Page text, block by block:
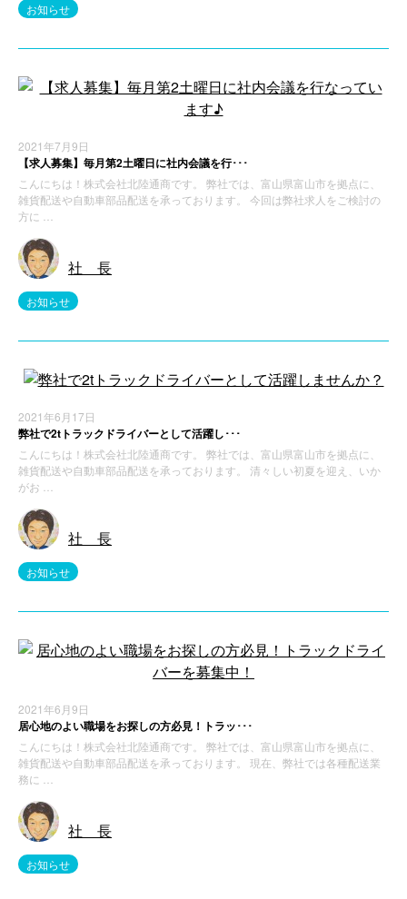
お知らせ
2021年7月9日
【求人募集】毎月第2土曜日に社内会議を行･･･
こんにちは！株式会社北陸通商です。 弊社では、富山県富山市を拠点に、
雑貨配送や自動車部品配送を承っております。 今回は弊社求人をご検討の
方に …
社 長
お知らせ
2021年6月17日
弊社で2tトラックドライバーとして活躍し･･･
こんにちは！株式会社北陸通商です。 弊社では、富山県富山市を拠点に、
雑貨配送や自動車部品配送を承っております。 清々しい初夏を迎え、いか
がお …
社 長
お知らせ
2021年6月9日
居心地のよい職場をお探しの方必見！トラッ･･･
こんにちは！株式会社北陸通商です。 弊社では、富山県富山市を拠点に、
雑貨配送や自動車部品配送を承っております。 現在、弊社では各種配送業
務に …
社 長
お知らせ